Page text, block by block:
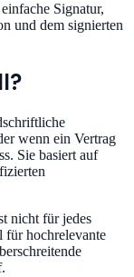
Signatur,
und dem signierten
wenn ein Vertrag
Sie basiert auf
nicht für jedes
für hochrelevante